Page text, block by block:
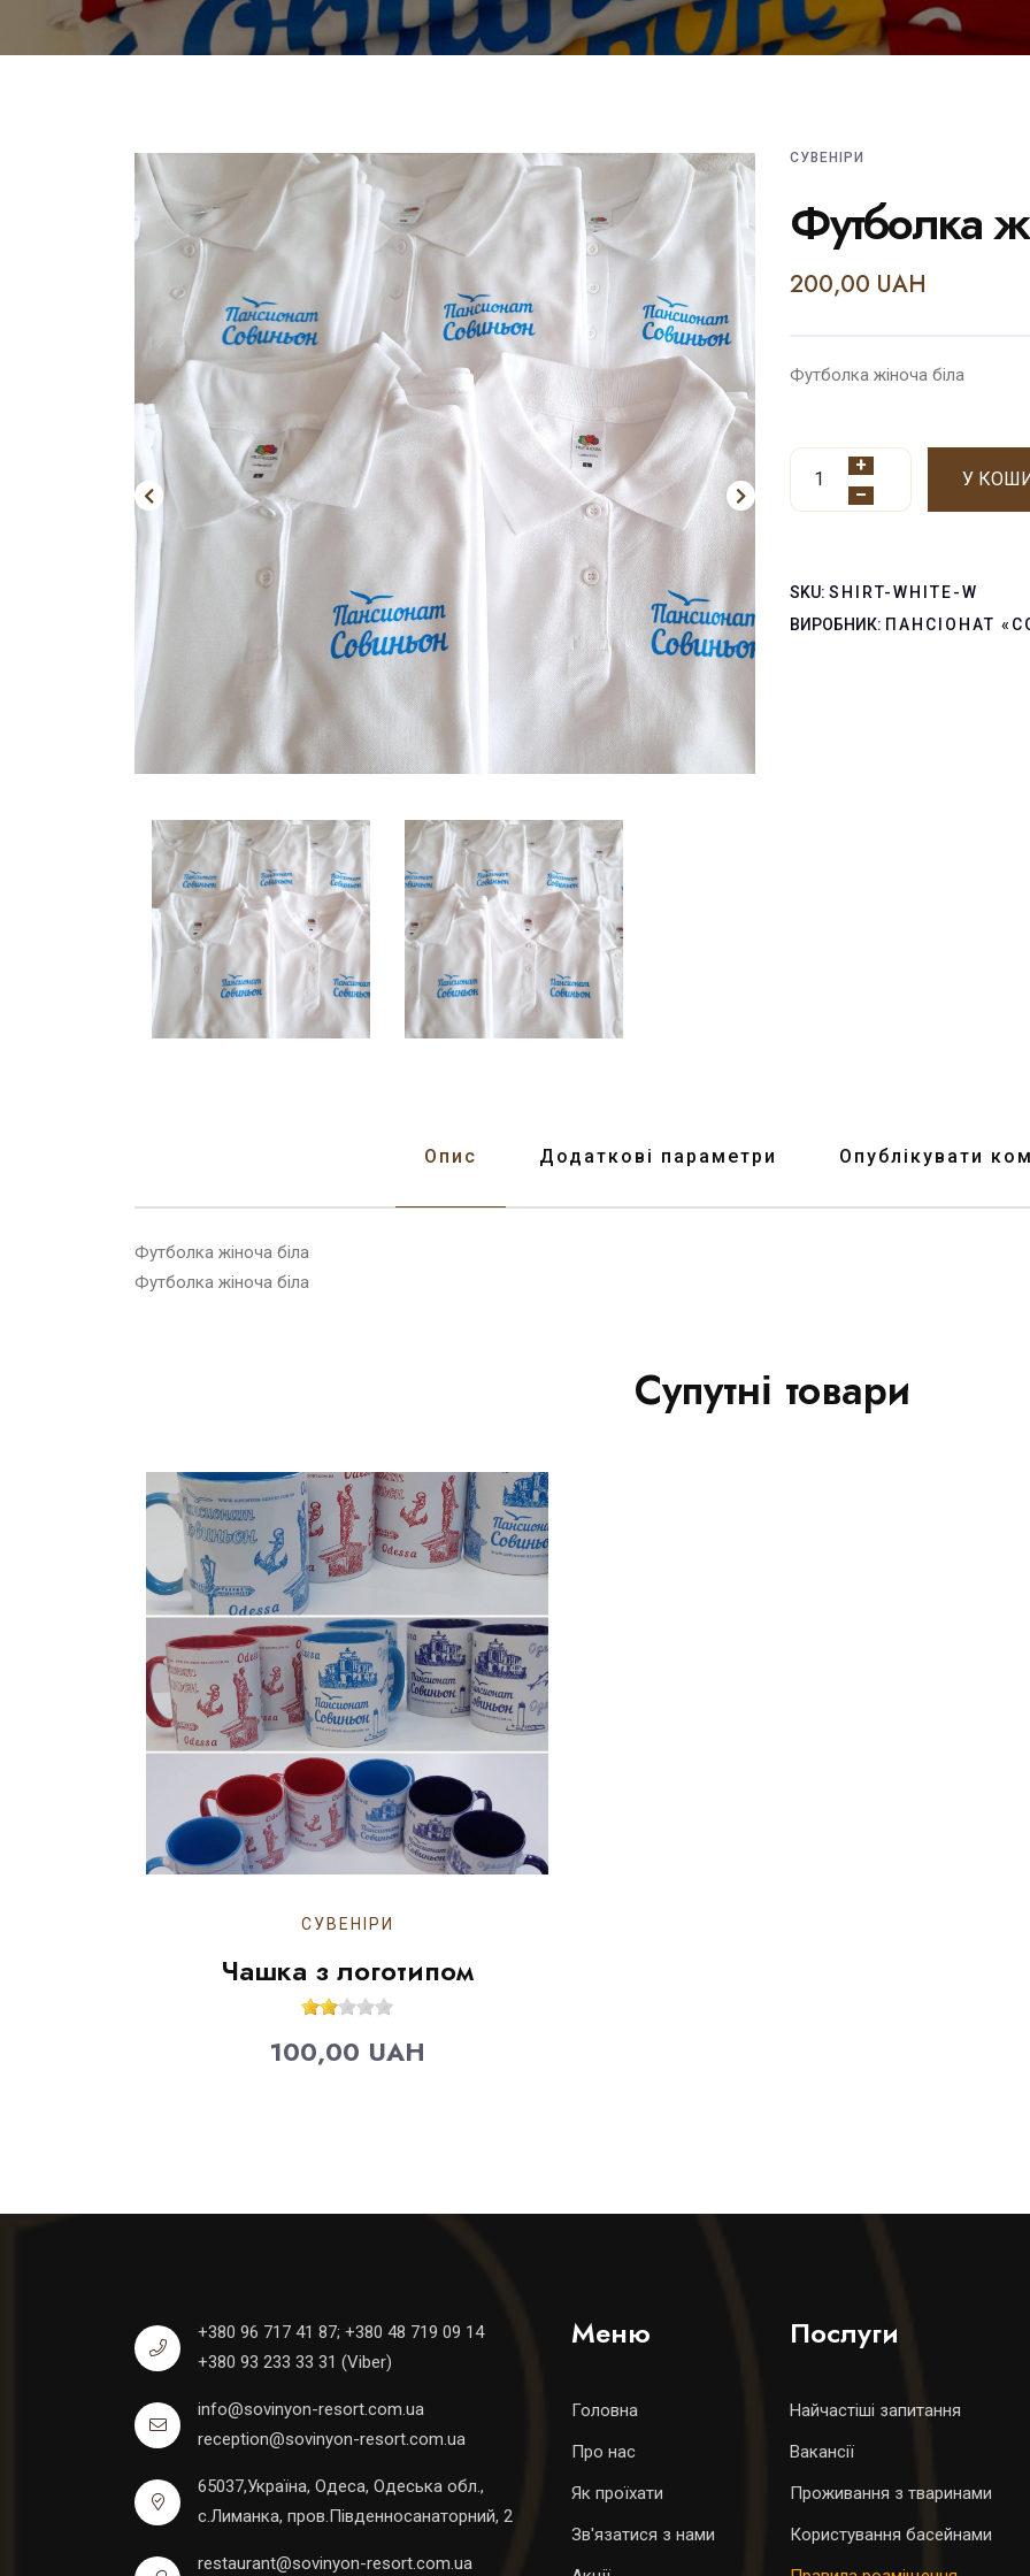
СУВЕНІРИ
Футболка
200,00 UAH
Футболка жіноча біла
+
–
У
SKU: SHIRT-WHITE-W
ВИРОБНИК: ПАНСІОНАТ
Опис Додаткові параметри Опублікувати
Футболка жіноча біла
Футболка жіноча біла
Супутні товари
СУВЕНІРИ
Чашка з логотипом
100,00 UAH
+380 96 717 41 87; +380 48 719 09 14
+380 93 233 33 31 (Viber)
info@sovinyon-resort.com.ua
reception@sovinyon-resort.com.ua
65037,Україна, Одеса, Одеська обл.,
с.Лиманка, пров.Південносанаторний, 2
restaurant@sovinyon-resort.com.ua
Меню
Головна
Про нас
Як проїхати
Зв'язатися з нами
Послуги
Найчастіші запитання
Вакансії
Проживання з тваринами
Користування басейнами